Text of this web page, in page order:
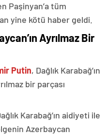
Paşinyan’a tüm
yine kötü haber geldi.
Ayrılmaz Bir
Putin, Dağlık Karabağ’ın
bir parçası
Karabağ’ın aidiyeti ile
Azerbaycan